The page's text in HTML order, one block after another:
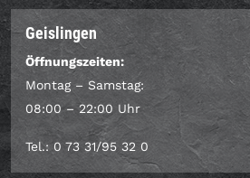
Geislingen
Öffnungszeiten:
Montag – Samstag:
08:00 – 22:00 Uhr
Tel.: 0 73 31/95 32 0